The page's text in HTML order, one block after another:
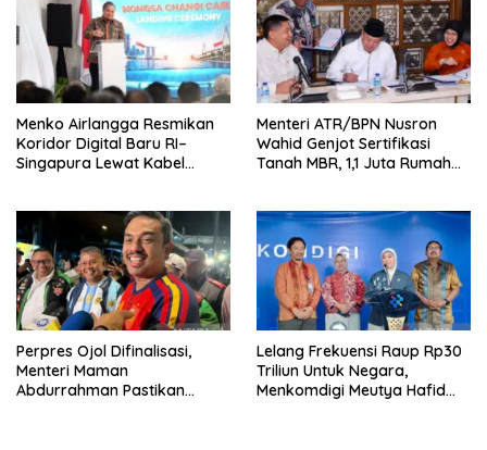
Menko Airlangga Resmikan
Koridor Digital Baru RI–
Singapura Lewat Kabel
Menteri ATR/BPN Nusron
Wahid Genjot Sertifikasi
Tanah MBR, 1,1 Juta Rumah
Perpres Ojol Difinalisasi,
Menteri Maman
Abdurrahman Pastikan
Lelang Frekuensi Raup Rp30
Triliun Untuk Negara,
Menkomdigi Meutya Hafid